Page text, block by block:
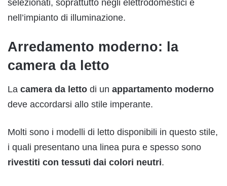
selezionati, soprattutto negli elettrodomestici e
nell’impianto di illuminazione.
Arredamento moderno: la
camera da letto
La camera da letto di un appartamento moderno
deve accordarsi allo stile imperante.
Molti sono i modelli di letto disponibili in questo stile,
i quali presentano una linea pura e spesso sono
rivestiti con tessuti dai colori neutri.